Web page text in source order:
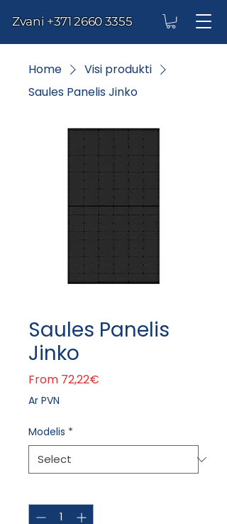
Zvani +371 2660 3355
Home
Visi produkti
Saules Panelis Jinko
Saules Panelis
Jinko
From 72,22€
Ar PVN
Modelis *